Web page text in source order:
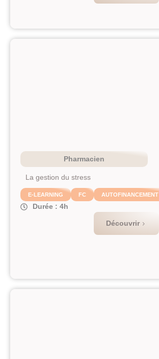
Pharmacien
La gestion du stress
E-LEARNING FC AUTOFINANCEMENT
Durée : 4h
Découvrir